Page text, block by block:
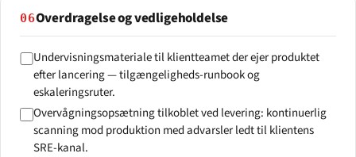
06Overdragelse og vedligeholdelse
Undervisningsmateriale til klientteamet der ejer produktet
efter lancering — tilgængeligheds-runbook og
eskaleringsruter.
Overvågningsopsætning tilkoblet ved levering: kontinuerlig
scanning mod produktion med advarsler ledt til klientens
SRE-kanal.